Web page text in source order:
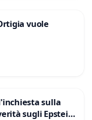
vuole
sulla
sugli Epstein